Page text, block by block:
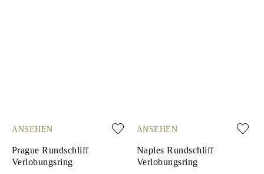
ANSEHEN
Prague Rundschliff
Verlobungsring
ANSEHEN
Naples Rundschliff
Verlobungsring